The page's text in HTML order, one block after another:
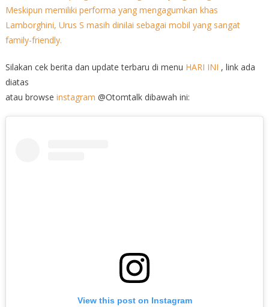
Silakan cek berita dan update terbaru di menu HARI INI , link ada
diatas
atau browse instagram @Otomtalk dibawah ini:
View this post on Instagram